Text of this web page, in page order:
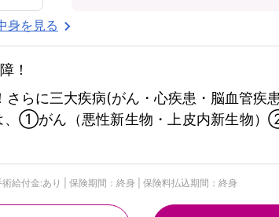
身を見る
！
らに三大疾病(がん・心疾患・脳血管疾
は、①がん（悪性新生物・上皮内新生
給付金:あり | 保険期間：終身 | 保険料払込期間：終身